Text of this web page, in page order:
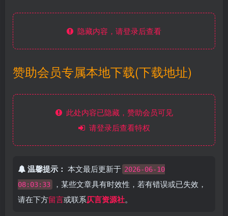
隐藏内容，请登录后查看
赞助会员专属本地下载(下载地址)
此处内容已隐藏，赞助会员可见
请登录后查看特权
温馨提示： 本文最后更新于 2026-06-10
08:03:33
，某些文章具有时效性，若有错误或已失效，
请在下方留言或联系仄言资源社。